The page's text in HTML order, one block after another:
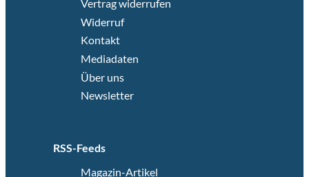
Vertrag widerrufen
Widerruf
Kontakt
Mediadaten
Über uns
Newsletter
RSS-Feeds
Magazin-Artikel